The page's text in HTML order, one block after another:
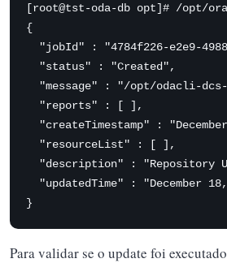
[root@tst-oda-db opt]# /opt/
{
"jobId" : "4784f226-e2e9-
  "status" : "Created",
"message" : "/opt/odacli-
  "reports" : [ ],
"createTimestamp" :
  "resourceList" : [ ],
"description" : "Repository
"updatedTime" : "December
}
Para validar se o update foi